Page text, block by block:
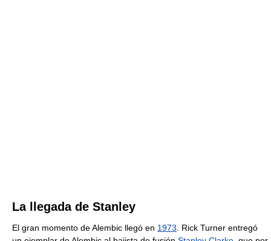
La llegada de Stanley
El gran momento de Alembic llegó en 1973 . Rick Turner entregó